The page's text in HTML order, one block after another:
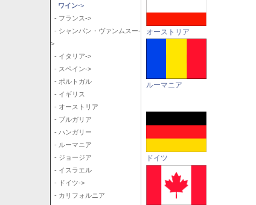
ワイン->
- フランス->
- シャンパン・ヴァンムスー-
>
- イタリア->
- スペイン->
- ポルトガル
- イギリス
- オーストリア
- ブルガリア
- ハンガリー
- ルーマニア
- ジョージア
- イスラエル
- ドイツ->
- カリフォルニア
オーストリア
ルーマニア
ドイツ